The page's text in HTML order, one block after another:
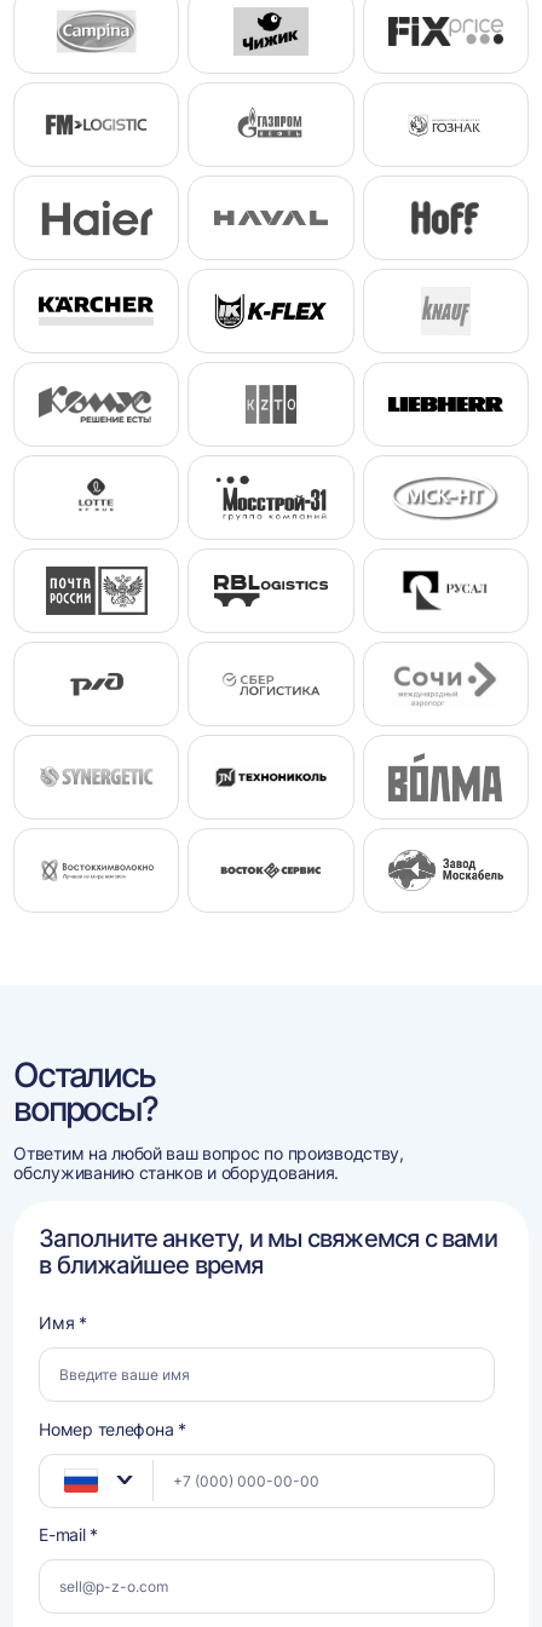
Остались
вопросы?
Ответим на любой ваш вопрос по производству,
обслуживанию станков и оборудования.
Заполните анкету, и мы свяжемся с вами
в ближайшее время
Имя *
Номер телефона *
E-mail *